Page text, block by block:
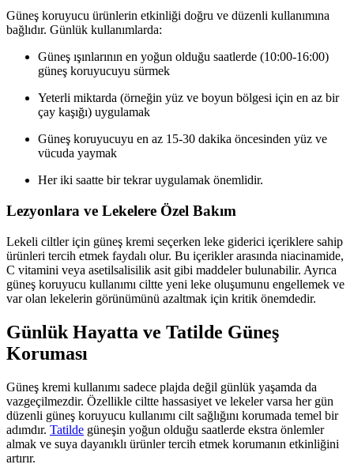
Güneş koruyucu ürünlerin etkinliği doğru ve düzenli kullanımına
bağlıdır. Günlük kullanımlarda:
Güneş ışınlarının en yoğun olduğu saatlerde (10:00-16:00)
güneş koruyucuyu sürmek
Yeterli miktarda (örneğin yüz ve boyun bölgesi için en az bir
çay kaşığı) uygulamak
Güneş koruyucuyu en az 15-30 dakika öncesinden yüz ve
vücuda yaymak
Her iki saatte bir tekrar uygulamak önemlidir.
Lezyonlara ve Lekelere Özel Bakım
Lekeli ciltler için güneş kremi seçerken leke giderici içeriklere sahip
ürünleri tercih etmek faydalı olur. Bu içerikler arasında niacinamide,
C vitamini veya asetilsalisilik asit gibi maddeler bulunabilir. Ayrıca
güneş koruyucu kullanımı ciltte yeni leke oluşumunu engellemek ve
var olan lekelerin görünümünü azaltmak için kritik önemdedir.
Günlük Hayatta ve Tatilde Güneş
Koruması
Güneş kremi kullanımı sadece plajda değil günlük yaşamda da
vazgeçilmezdir. Özellikle ciltte hassasiyet ve lekeler varsa her gün
düzenli güneş koruyucu kullanımı cilt sağlığını korumada temel bir
adımdır. Tatilde güneşin yoğun olduğu saatlerde ekstra önlemler
almak ve suya dayanıklı ürünler tercih etmek korumanın etkinliğini
artırır.